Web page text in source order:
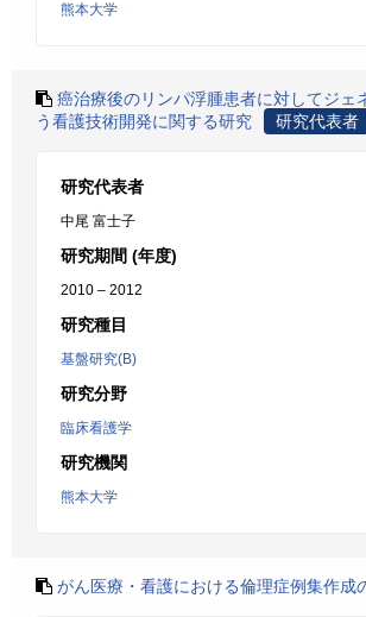
熊本大学
癌治療後のリンパ浮腫患者に対してジェ
う看護技術開発に関する研究
研究代表者
研究代表者
中尾 富士子
研究期間 (年度)
2010 – 2012
研究種目
基盤研究(B)
研究分野
臨床看護学
研究機関
熊本大学
がん医療・看護における倫理症例集作成